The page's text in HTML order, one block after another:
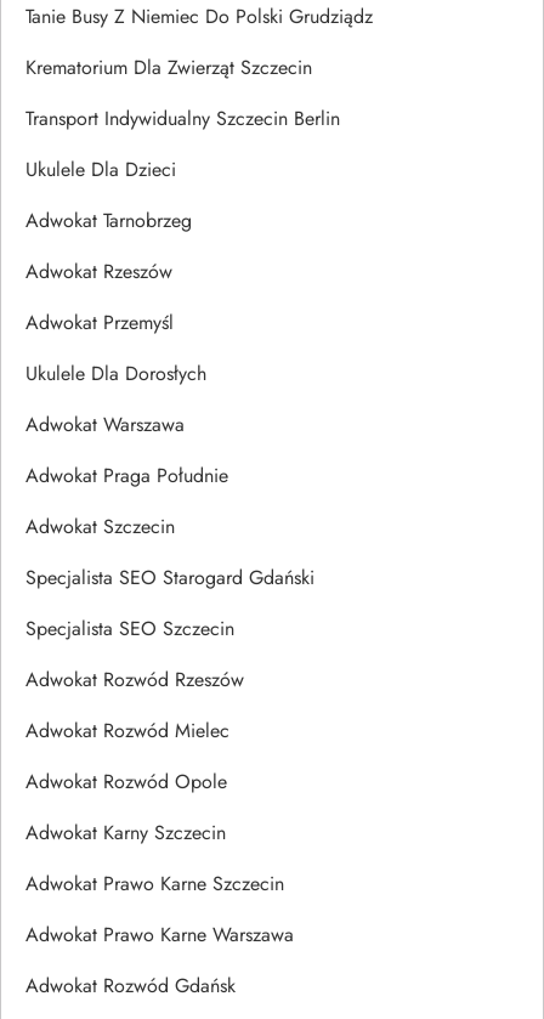
Tanie Busy Z Niemiec Do Polski Grudziądz
Krematorium Dla Zwierząt Szczecin
Transport Indywidualny Szczecin Berlin
Ukulele Dla Dzieci
Adwokat Tarnobrzeg
Adwokat Rzeszów
Adwokat Przemyśl
Ukulele Dla Dorosłych
Adwokat Warszawa
Adwokat Praga Południe
Adwokat Szczecin
Specjalista SEO Starogard Gdański
Specjalista SEO Szczecin
Adwokat Rozwód Rzeszów
Adwokat Rozwód Mielec
Adwokat Rozwód Opole
Adwokat Karny Szczecin
Adwokat Prawo Karne Szczecin
Adwokat Prawo Karne Warszawa
Adwokat Rozwód Gdańsk